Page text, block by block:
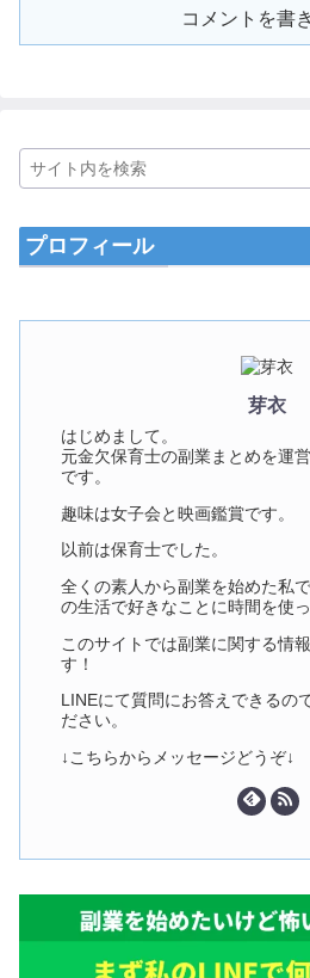
コメントを書
プロフィール
芽衣
はじめまして。
元金欠保育士の副業まとめを運
です。
趣味は女子会と映画鑑賞です。
以前は保育士でした。
全くの素人から副業を始めた私
の生活で好きなことに時間を使
このサイトでは副業に関する情
す！
LINEにて質問にお答えできるの
ださい。
↓こちらからメッセージどうぞ↓